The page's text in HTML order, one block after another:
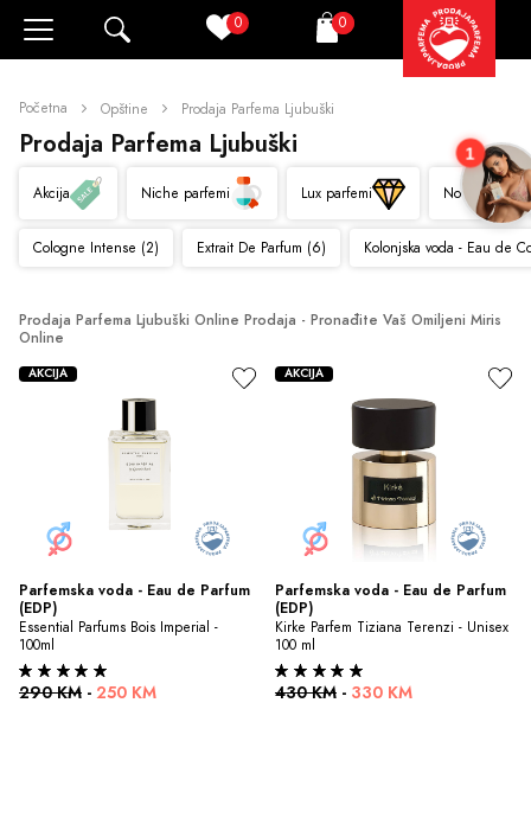
0 Korpa
0
Početna Opštine Prodaja Parfema Ljubuški
Prodaja Parfema Ljubuški
Akcija Niche parfemi Lux parfemi Novo
Cologne Intense (2) Extrait De Parfum (6) Kolonjska voda - Eau de
Prodaja Parfema Ljubuški Online Prodaja - Pronađite Vaš Omiljeni Miris
Online
Parfemska voda - Eau de Parfum
(EDP)
Essential Parfums Bois Imperial -
100ml
290 KM - 250 KM
AKCIJA
Parfemska voda - Eau de Parfum
(EDP)
Kirke Parfem Tiziana Terenzi - Unisex
100 ml
430 KM - 330 KM
AKCIJA
1